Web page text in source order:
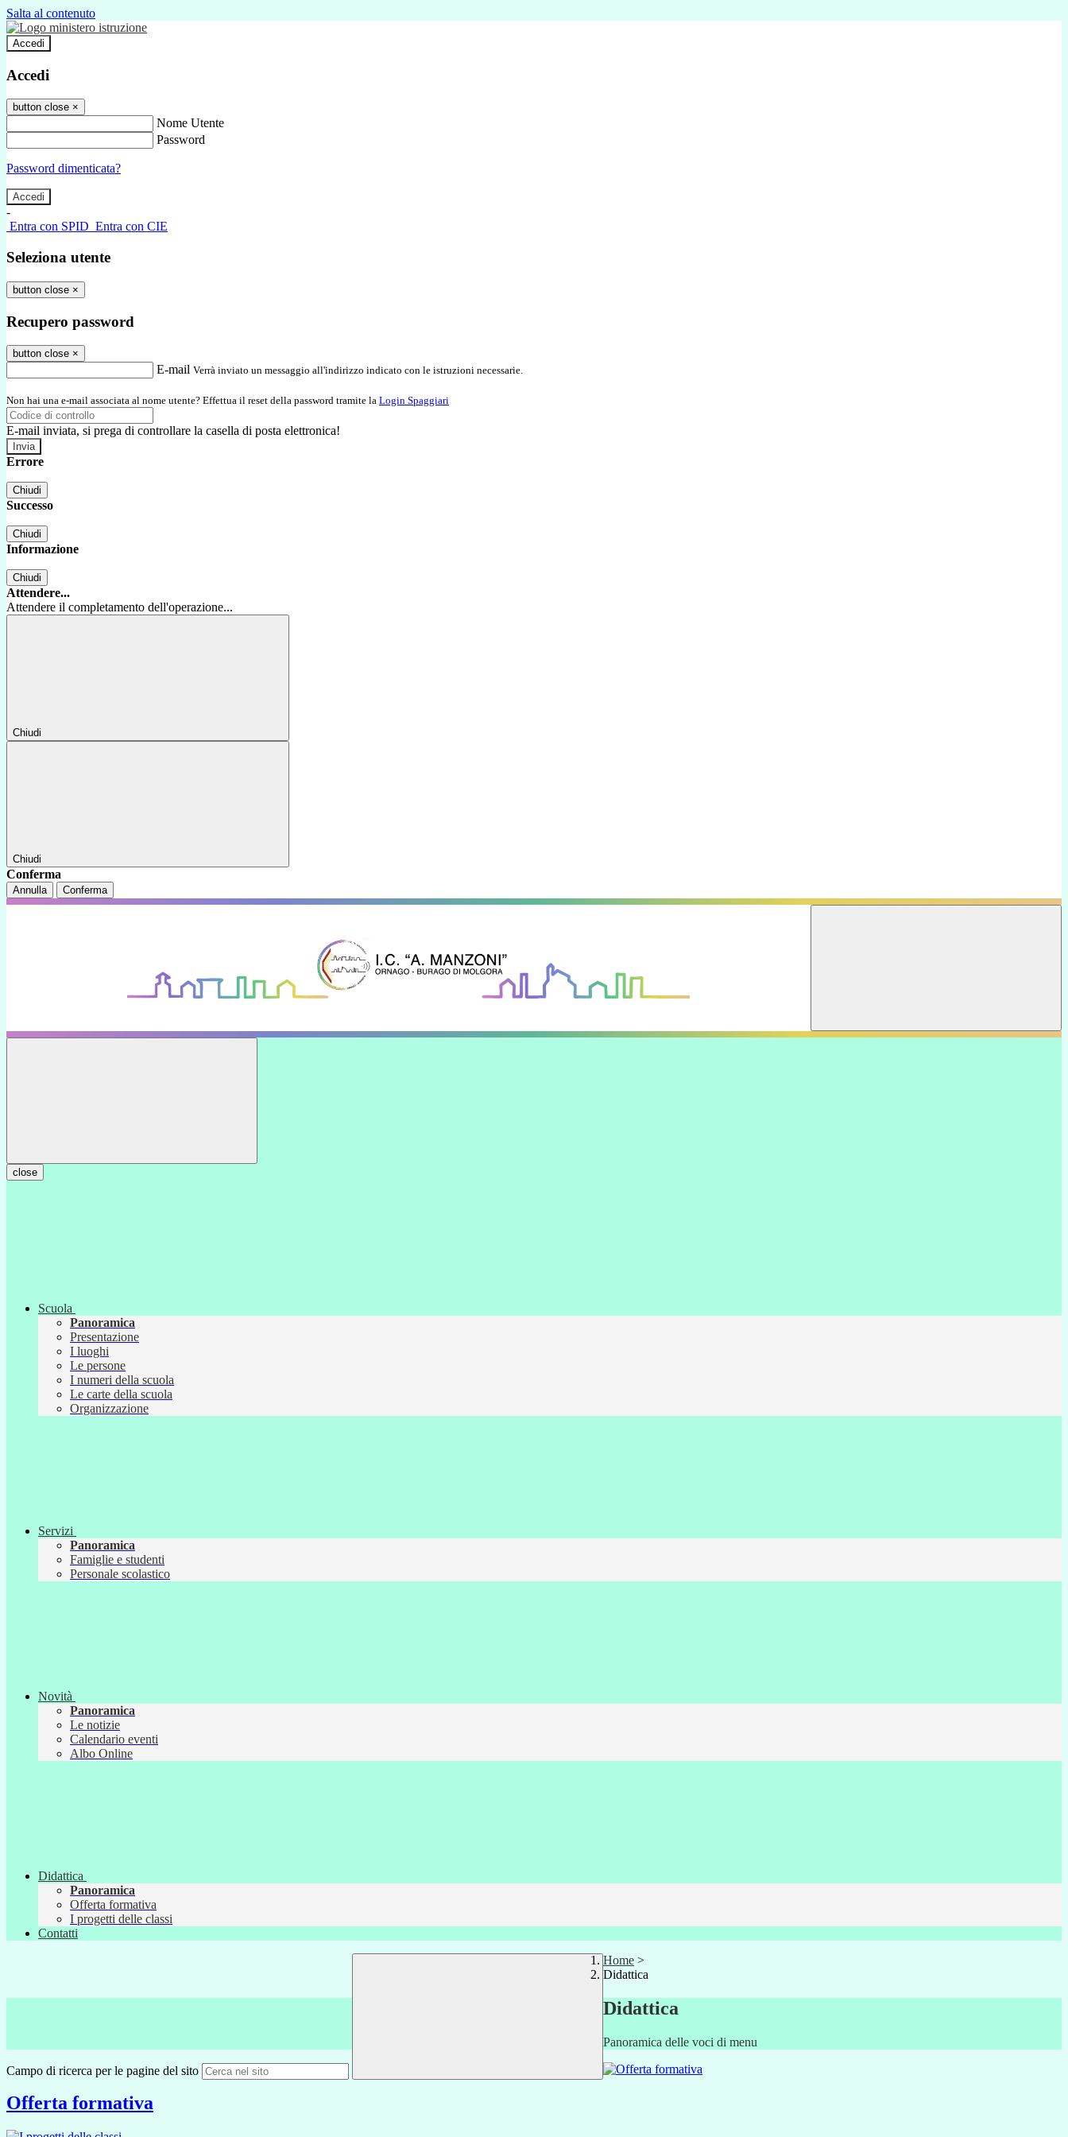
Salta al contenuto
Accedi
Accedi
button close ×
Nome Utente
Password
Password dimenticata?
-
Entra con SPID Entra con CIE
Seleziona utente
button close ×
Recupero password
button close ×
E-mail Verrà inviato un messaggio all'indirizzo indicato con le istruzioni necessarie.
Non hai una e-mail associata al nome utente? Effettua il reset della password tramite la Login Spaggiari
E-mail inviata, si prega di controllare la casella di posta elettronica!
Errore
Chiudi
Successo
Chiudi
Informazione
Chiudi
Attendere...
Attendere il completamento dell'operazione...
Chiudi
Chiudi
Conferma
Annulla Conferma
close
Scuola
Panoramica
Presentazione
I luoghi
Le persone
I numeri della scuola
Le carte della scuola
Organizzazione
Servizi
Panoramica
Famiglie e studenti
Personale scolastico
Novità
Panoramica
Le notizie
Calendario eventi
Albo Online
Didattica
Panoramica
Offerta formativa
I progetti delle classi
Contatti
Campo di ricerca per le pagine del sito
Home >
Didattica
Didattica
Panoramica delle voci di menu
Offerta formativa